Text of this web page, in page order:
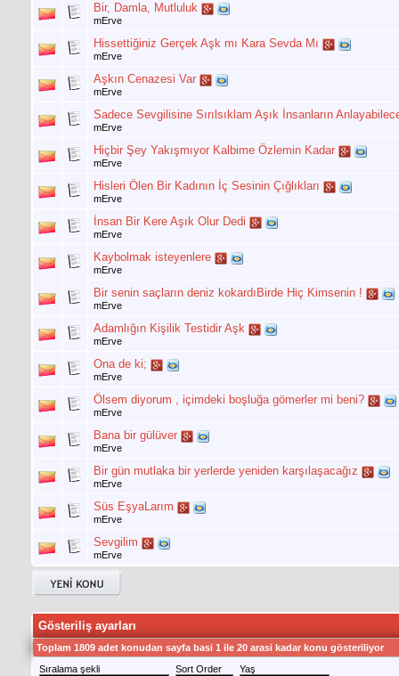
Bir, Damla, Mutluluk
mErve
Hissettiğiniz Gerçek Aşk mı Kara Sevda Mı
mErve
Aşkın Cenazesi Var
mErve
Sadece Sevgilisine Sırılsıklam Aşık İnsanların
mErve
Hiçbir Şey Yakışmıyor Kalbime Özlemin Kadar
mErve
Hisleri Ölen Bir Kadının İç Sesinin Çığlıkları
mErve
İnsan Bir Kere Aşık Olur Dedi
mErve
Kaybolmak isteyenlere
mErve
Bir senin saçların deniz kokardıBirde Hiç Kimsenin !
mErve
Adamlığın Kişilik Testidir Aşk
mErve
Ona de ki;
mErve
Ölsem diyorum , içimdeki boşluğa gömerler mi beni?
mErve
Bana bir gülüver
mErve
Bir gün mutlaka bir yerlerde yeniden karşılaşacağız
mErve
Süs EşyaLarım
mErve
Sevgilim
mErve
Gösteriliş ayarları
Toplam 1809 adet konudan sayfa basi 1 ile 20 arasi kadar konu gösteriliyor
Sıralama şekli
Sort Order Yaş